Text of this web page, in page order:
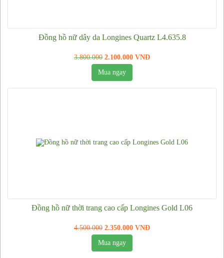
Đồng hồ nữ dây da Longines Quartz L4.635.8
3.800.000 2.100.000 VNĐ
Mua ngay
Đồng hồ nữ thời trang cao cấp Longines Gold L06
4.500.000 2.350.000 VNĐ
Mua ngay